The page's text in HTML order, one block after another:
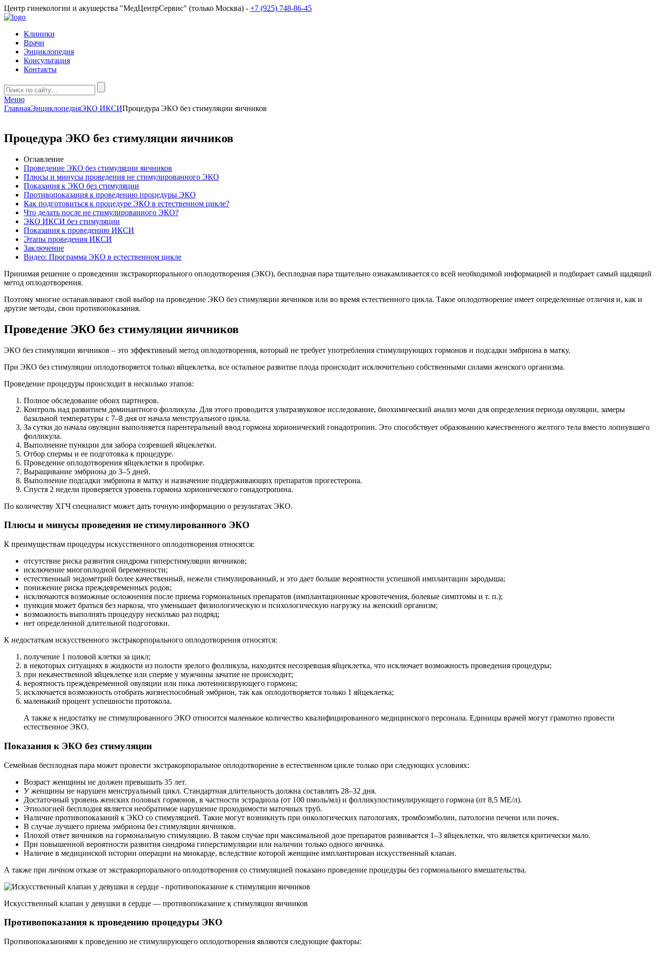
Центр гинекологии и акушерства "МедЦентрСервис" (только Москва) - +7 (925) 748-86-45
Клиники
Врачи
Энциклопедия
Консультация
Контакты
Меню
ГлавнаяЭнциклопедияЭКО ИКСИПроцедура ЭКО без стимуляции яичников
Процедура ЭКО без стимуляции яичников
Оглавление
Проведение ЭКО без стимуляции яичников
Плюсы и минусы проведения не стимулированного ЭКО
Показания к ЭКО без стимуляции
Противопоказания к проведению процедуры ЭКО
Как подготовиться к процедуре ЭКО в естественном цикле?
Что делать после не стимулированного ЭКО?
ЭКО ИКСИ без стимуляции
Показания к проведению ИКСИ
Этапы проведения ИКСИ
Заключение
Видео: Программа ЭКО в естественном цикле
Принимая решение о проведении экстракорпорального оплодотворения (ЭКО), бесплодная пара тщательно ознакамливается со всей необходимой информацией и подбирает самый щадящий
метод оплодотворения.
Поэтому многие останавливают свой выбор на проведение ЭКО без стимуляции яичников или во время естественного цикла. Такое оплодотворение имеет определенные отличия и, как и
другие методы, свои противопоказания.
Проведение ЭКО без стимуляции яичников
ЭКО без стимуляции яичников – это эффективный метод оплодотворения, который не требует употребления стимулирующих гормонов и подсадки эмбриона в матку.
При ЭКО без стимуляции оплодотворяется только яйцеклетка, все остальное развитие плода происходит исключительно собственными силами женского организма.
Проведение процедуры происходит в несколько этапов:
Полное обследование обоих партнеров.
Контроль над развитием доминантного фолликула. Для этого проводится ультразвуковое исследование, биохимический анализ мочи для определения периода овуляции, замеры
базальной температуры с 7–8 дня от начала менструального цикла.
За сутки до начала овуляции выполняется парентеральный ввод гормона хорионический гонадотропин. Это способствует образованию качественного желтого тела вместо лопнувшего
фолликула.
Выполнение пункции для забора созревшей яйцеклетки.
Отбор спермы и ее подготовка к процедуре.
Проведение оплодотворения яйцеклетки в пробирке.
Выращивание эмбриона до 3–5 дней.
Выполнение подсадки эмбриона в матку и назначение поддерживающих препаратов прогестерона.
Спустя 2 недели проверяется уровень гормона хорионического гонадотропина.
По количеству ХГЧ специалист может дать точную информацию о результатах ЭКО.
Плюсы и минусы проведения не стимулированного ЭКО
К преимуществам процедуры искусственного оплодотворения относятся:
отсутствие риска развития синдрома гиперстимуляции яичников;
исключение многоплодной беременности;
естественный эндометрий более качественный, нежели стимулированный, и это дает больше вероятности успешной имплантации зародыша;
понижение риска преждевременных родов;
исключаются возможные осложнения после приема гормональных препаратов (имплантационные кровотечения, болевые симптомы и т. п.);
пункция может браться без наркоза, что уменьшает физиологическую и психологическую нагрузку на женский организм;
возможность выполнять процедуру несколько раз подряд;
нет определенной длительной подготовки.
К недостаткам искусственного экстракорпорального оплодотворения относятся:
получение 1 половой клетки за цикл;
в некоторых ситуациях в жидкости из полости зрелого фолликула, находится несозревшая яйцеклетка, что исключает возможность проведения процедуры;
при некачественной яйцеклетке или сперме у мужчины зачатие не происходит;
вероятность преждевременной овуляции или пика лютеинизирующего гормона;
исключается возможность отобрать жизнеспособный эмбрион, так как оплодотворяется только 1 яйцеклетка;
маленький процент успешности протокола.
А также к недостатку не стимулированного ЭКО относится маленькое количество квалифицированного медицинского персонала. Единицы врачей могут грамотно провести
естественное ЭКО.
Показания к ЭКО без стимуляции
Семейная бесплодная пара может провести экстракорпоральное оплодотворение в естественном цикле только при следующих условиях:
Возраст женщины не должен превышать 35 лет.
У женщины не нарушен менструальный цикл. Стандартная длительность должна составлять 28–32 дня.
Достаточный уровень женских половых гормонов, в частности эстрадиола (от 100 пмоль/мл) и фолликулостимулирующего гормона (от 8,5 МЕ/л).
Этиологией бесплодия является необратимое нарушение проходимости маточных труб.
Наличие противопоказаний к ЭКО со стимуляцией. Такие могут возникнуть при онкологических патологиях, тромбоэмболии, патологии печени или почек.
В случае лучшего приема эмбриона без стимуляции яичников.
Плохой ответ яичников на гормональную стимуляцию. В таком случае при максимальной дозе препаратов развивается 1–3 яйцеклетки, что является критически мало.
При повышенной вероятности развития синдрома гиперстимуляции или наличии только одного яичника.
Наличие в медицинской истории операции на миокарде, вследствие которой женщине имплантирован искусственный клапан.
А также при личном отказе от экстракорпорального оплодотворения со стимуляцией показано проведение процедуры без гормонального вмешательства.
Искусственный клапан у девушки в сердце — противопоказание к стимуляции яичников
Противопоказания к проведению процедуры ЭКО
Противопоказаниями к проведению не стимулирующего оплодотворения являются следующие факторы: